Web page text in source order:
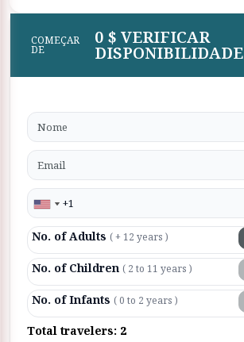
COMEÇAR
DE
0 $ VERIFICAR
DISPONIBILIDADE
No. of Adults ( + 12 years )
No. of Children ( 2 to 11 years )
No. of Infants ( 0 to 2 years )
Total travelers: 2